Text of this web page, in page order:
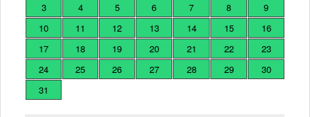
3
4 5 6 7 8
9
10
11 12 13 14 15
16
17
18 19 20 21 22
23
24
25 26 27 28 29
30
31